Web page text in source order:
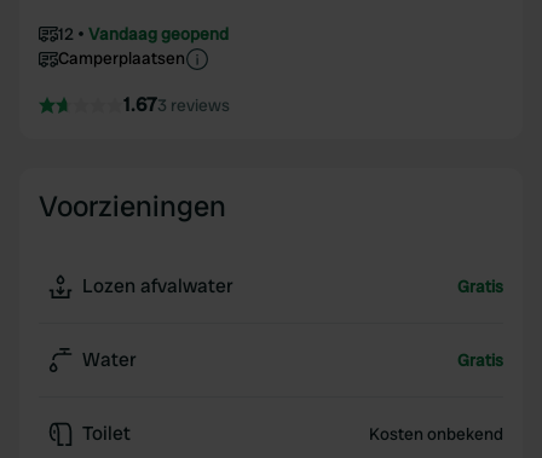
12
Vandaag geopend
Camperplaatsen
1.673 reviews
Voorzieningen
Lozen afvalwater Gratis
Water Gratis
Toilet Kosten onbekend